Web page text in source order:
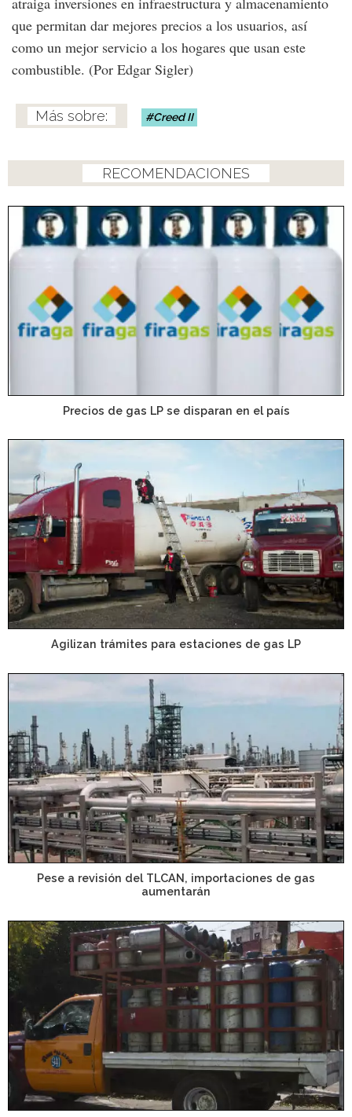
que permitan dar mejores precios a los usuarios, así
como un mejor servicio a los hogares que usan este
combustible. (Por Edgar Sigler)
Creed II
RECOMENDACIONES
Precios de gas LP se disparan en el país
Agilizan trámites para estaciones de gas LP
Pese a revisión del TLCAN, importaciones de gas
aumentarán